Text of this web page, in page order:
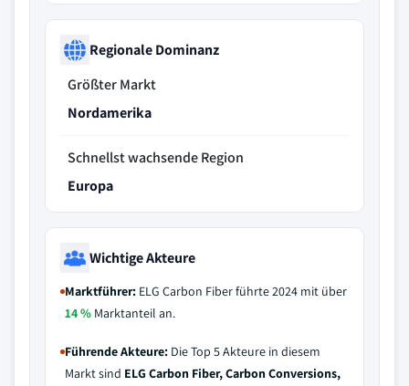
Regionale Dominanz
Größter Markt
Nordamerika
Schnellst wachsende Region
Europa
Wichtige Akteure
Marktführer: ELG Carbon Fiber führte 2024 mit über
14 % Marktanteil an.
Führende Akteure: Die Top 5 Akteure in diesem
Markt sind ELG Carbon Fiber, Carbon Conversions,